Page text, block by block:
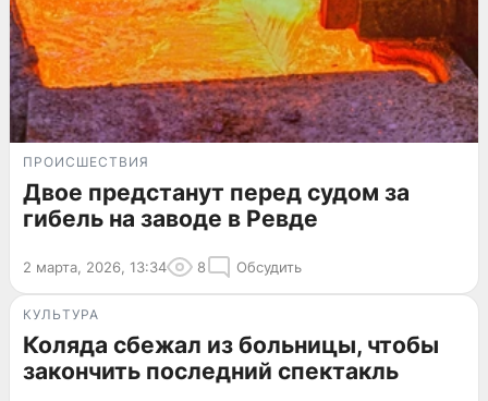
ПРОИСШЕСТВИЯ
Двое предстанут перед судом за
гибель на заводе в Ревде
2 марта, 2026, 13:34 8 Обсудить
КУЛЬТУРА
Коляда сбежал из больницы, чтобы
закончить последний спектакль